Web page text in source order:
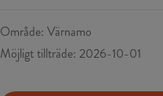
Område: Värnamo
Möjligt tillträde: 2026-10-01